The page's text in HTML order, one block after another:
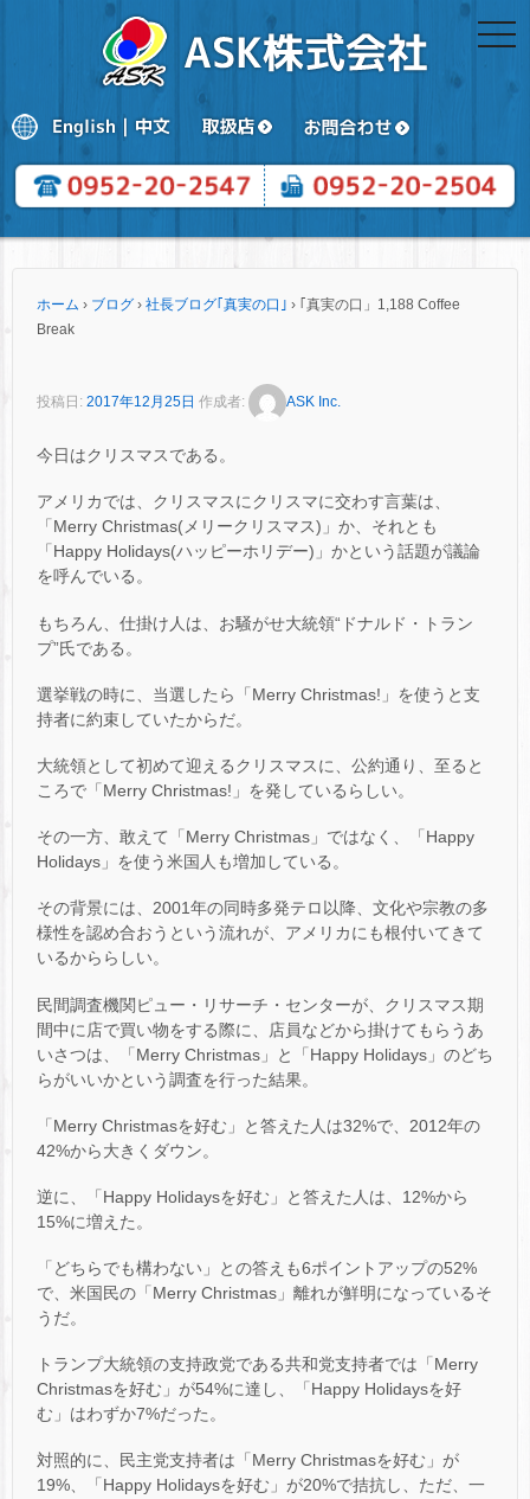
ホーム › ブログ › 社長ブログ｢真実の口｣ › ｢真実の口」1,188 Coffee
Break
投稿日: 2017年12月25日 作成者: ASK Inc.
今日はクリスマスである。
アメリカでは、クリスマスにクリスマに交わす言葉は、
「Merry Christmas(メリークリスマス)」か、それとも
「Happy Holidays(ハッピーホリデー)」かという話題が議論
を呼んでいる。
もちろん、仕掛け人は、お騒がせ大統領“ドナルド・トラン
プ”氏である。
選挙戦の時に、当選したら「Merry Christmas!」を使うと支
持者に約束していたからだ。
大統領として初めて迎えるクリスマスに、公約通り、至ると
ころで「Merry Christmas!」を発しているらしい。
その一方、敢えて「Merry Christmas」ではなく、「Happy
Holidays」を使う米国人も増加している。
その背景には、2001年の同時多発テロ以降、文化や宗教の多
様性を認め合おうという流れが、アメリカにも根付いてきて
いるかららしい。
民間調査機関ピュー・リサーチ・センターが、クリスマス期
間中に店で買い物をする際に、店員などから掛けてもらうあ
いさつは、「Merry Christmas」と「Happy Holidays」のどち
らがいいかという調査を行った結果。
「Merry Christmasを好む」と答えた人は32%で、2012年の
42%から大きくダウン。
逆に、「Happy Holidaysを好む」と答えた人は、12%から
15%に増えた。
「どちらでも構わない」との答えも6ポイントアップの52%
で、米国民の「Merry Christmas」離れが鮮明になっているそ
うだ。
トランプ大統領の支持政党である共和党支持者では「Merry
Christmasを好む」が54%に達し、「Happy Holidaysを好
む」はわずか7%だった。
対照的に、民主党支持者は「Merry Christmasを好む」が
19%、「Happy Holidaysを好む」が20%で拮抗し、ただ、一